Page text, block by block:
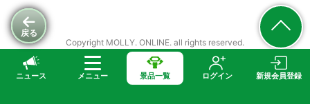
ニュース メニュー 景品一覧 ログイン 新規会員登録
戻る
Copyright MOLLY. ONLINE. all rights reserved.